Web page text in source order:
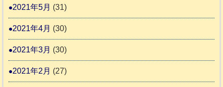
2021年5月 (31)
2021年4月 (30)
2021年3月 (30)
2021年2月 (27)